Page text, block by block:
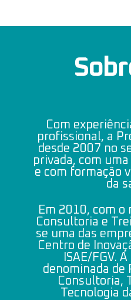
Com
profissional, a
desde 2007 no
privada, com
e com formação
da
Em 2010, com o
Consultoria e
se uma das
Centro de
ISAE/FGV.
denominada de
Consultoria,
Tecnologia